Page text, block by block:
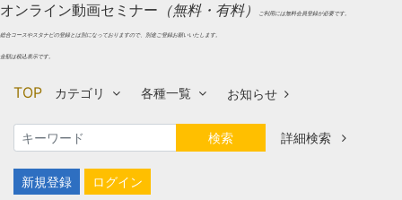
オンライン動画セミナー （無料・有料） ご利用には無料会員登録が必要です。
総合コースやスタナビの登録とは別になっておりますので、別途ご登録お願いいたします。
金額は税込表示です。
TOP カテゴリ 各種一覧 お知らせ
検索 詳細検索
新規登録 ログイン